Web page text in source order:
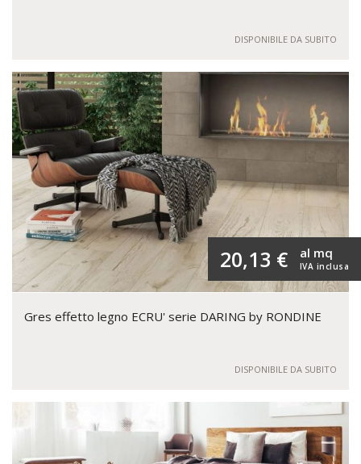
DISPONIBILE DA SUBITO
20,13 € IVA inclusa
al mq
Gres effetto legno ECRU' serie DARING by RONDINE
DISPONIBILE DA SUBITO